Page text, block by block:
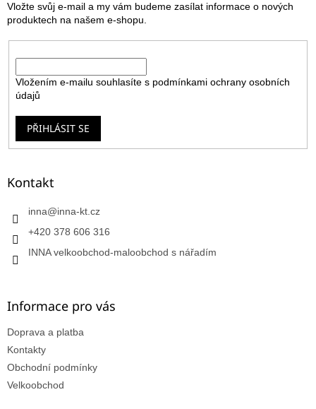
Vložte svůj e-mail a my vám budeme zasílat informace o nových
produktech na našem e-shopu.
Vložením e-mailu souhlasíte s podmínkami ochrany osobních
údajů
PŘIHLÁSIT SE
Kontakt
inna@inna-kt.cz
+420 378 606 316
INNA velkoobchod-maloobchod s nářadím
Informace pro vás
Doprava a platba
Kontakty
Obchodní podmínky
Velkoobchod